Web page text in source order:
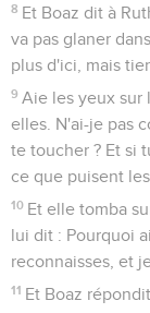
8 Et Boaz dit à
va pas glaner
plus d'ici, mais
9 Aie les yeux sur
elles. N'ai-je pas
te toucher ? Et si
ce que puisent
10 Et elle tomba
lui dit : Pourquoi
reconnaisses, et
11 Et Boaz